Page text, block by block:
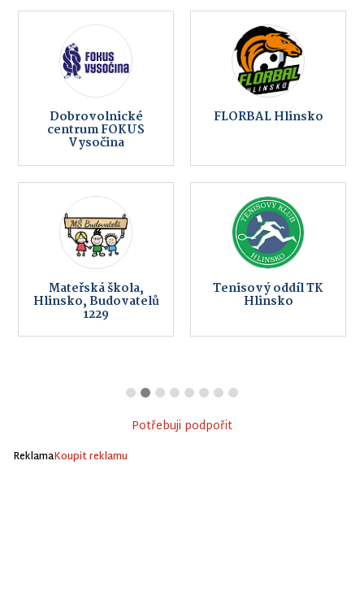
Dobrovolnické
centrum FOKUS
Vysočina
FLORBAL Hlinsko
Mateřská škola,
Hlinsko, Budovatelů
1229
Tenisový oddíl TK
Hlinsko
Potřebuji podpořit
ReklamaKoupit reklamu